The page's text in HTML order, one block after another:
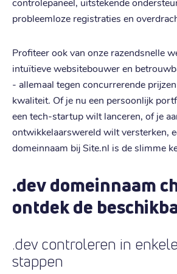
probleemloze registraties en
Profiteer ook van onze razendsnelle
intuïtieve websitebouwer en
- allemaal tegen concurrerende
kwaliteit. Of je nu een persoonlijk
een tech-startup wilt lanceren, of je
ontwikkelaarswereld wilt versterken,
domeinnaam bij Site.nl is de slimme
.dev domeinnaam
ontdek de
.dev controleren in
stappen